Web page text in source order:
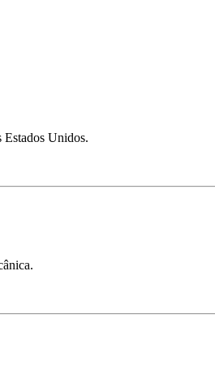
Estados Unidos.